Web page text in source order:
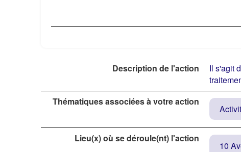
Description de l'action
Il s'agit
Thématiques associées à votre action
Lieu(x) où se déroule(nt) l'action
10